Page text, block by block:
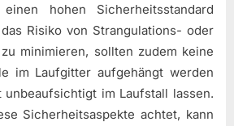
hohen Sicherheitsstandard
Risiko von Strangulations- oder
minimieren, sollten zudem keine
im Laufgitter aufgehängt werden
im Laufstall lassen.
Sicherheitsaspekte achtet, kann